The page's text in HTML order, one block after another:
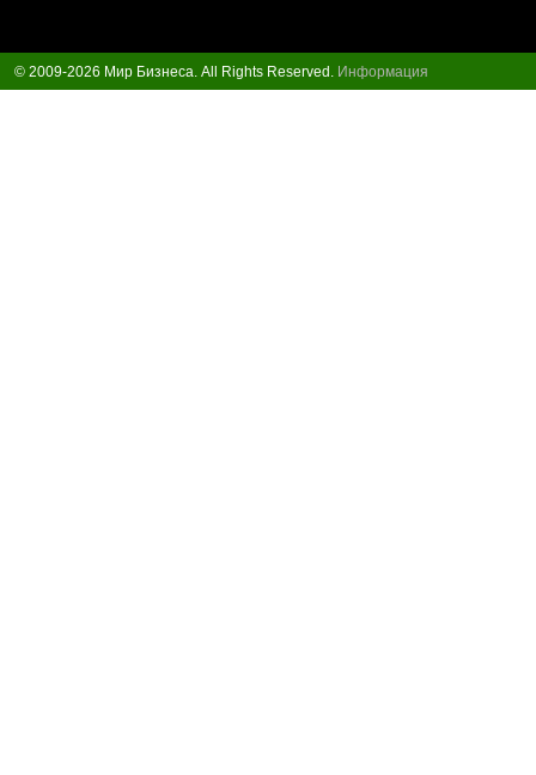
© 2009-2026 Мир Бизнеса. All Rights Reserved. Информация